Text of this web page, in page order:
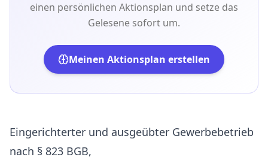
einen persönlichen Aktionsplan und setze das
Gelesene sofort um.
Meinen Aktionsplan erstellen
Eingerichterter und ausgeübter Gewerbebetrieb
nach § 823 BGB,